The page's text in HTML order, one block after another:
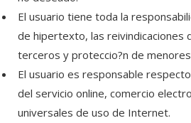
El usuario tiene toda la
de hipertexto, las reivindicaciones
terceros y proteccio?n de
El usuario es responsable
del servicio online, comercio
universales de uso de Internet.